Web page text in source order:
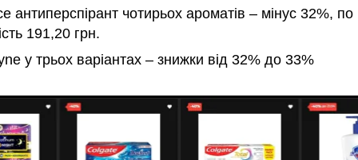
антиперспірант чотирьох ароматів – мінус 32%,
191,20 грн.
у трьох варіантах – знижки від 32% до 33%